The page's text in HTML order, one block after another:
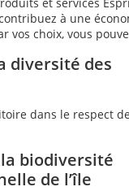
à une
vos choix, vous
diversité des
dans le respect
biodiversité
de l’île